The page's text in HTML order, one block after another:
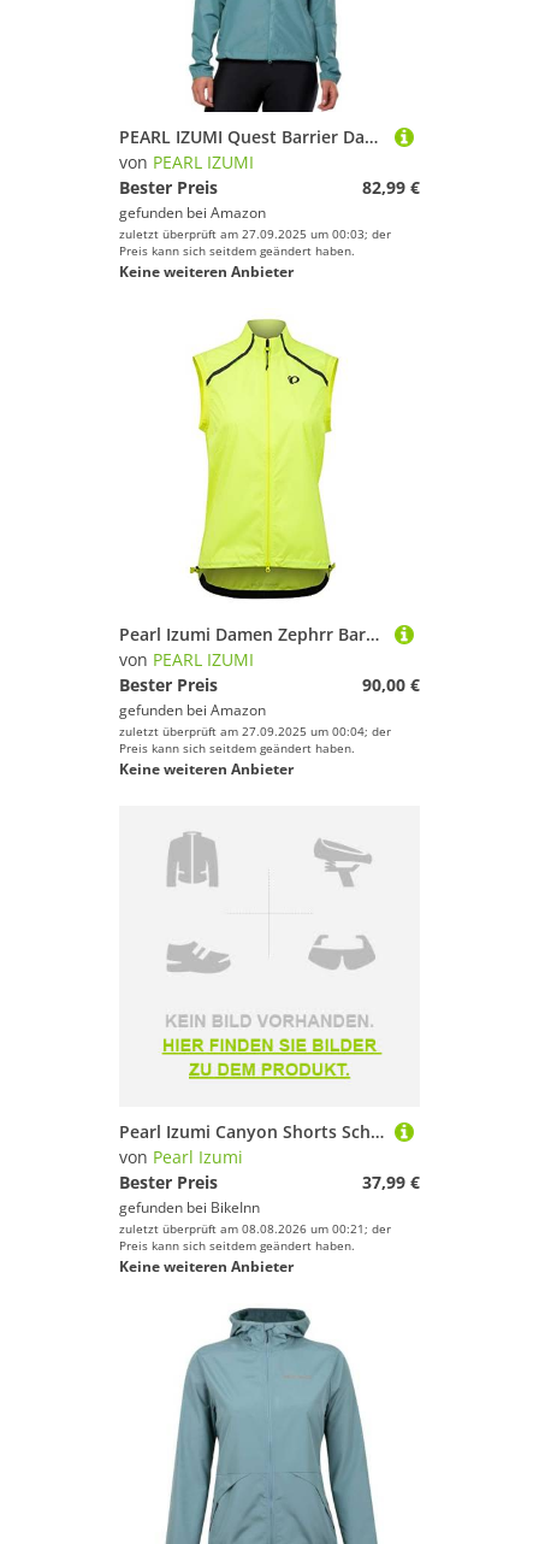
PEARL IZUMI Quest Barrier Damen Arctic/Nightfall Jacke, XL, Arktisch/Nachtfall, XL
von PEARL IZUMI
Bester Preis
82,99 €
gefunden bei Amazon
zuletzt überprüft am 27.09.2025 um 00:03; der
Preis kann sich seitdem geändert haben.
Keine weiteren Anbieter
Pearl Izumi Damen Zephrr Barrier Weste, Bunt, XS-S EU
von PEARL IZUMI
Bester Preis
90,00 €
gefunden bei Amazon
zuletzt überprüft am 27.09.2025 um 00:04; der
Preis kann sich seitdem geändert haben.
Keine weiteren Anbieter
Pearl Izumi Canyon Shorts Schwarz XL Junge
von Pearl Izumi
Bester Preis
37,99 €
gefunden bei BikeInn
zuletzt überprüft am 08.08.2026 um 00:21; der
Preis kann sich seitdem geändert haben.
Keine weiteren Anbieter